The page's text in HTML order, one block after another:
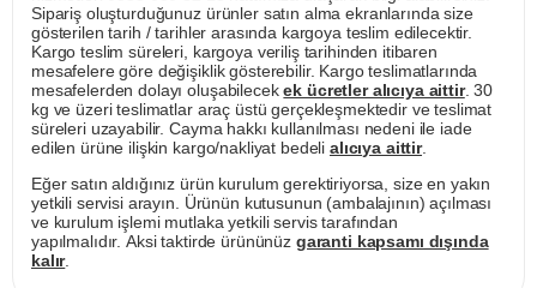
Sipariş oluşturduğunuz ürünler satın alma ekranlarında size
gösterilen tarih / tarihler arasında kargoya teslim edilecektir.
Kargo teslim süreleri, kargoya veriliş tarihinden itibaren
mesafelere göre değişiklik gösterebilir. Kargo teslimatlarında
mesafelerden dolayı oluşabilecekek ücretler alıcıya aittir. 30
kg ve üzeri teslimatlar araç üstü gerçekleşmektedir ve teslimat
süreleri uzayabilir. Cayma hakkı kullanılması nedeni ile iade
edilen ürüne ilişkin kargo/nakliyat bedeli alıcıya aittir.
Eğer satın aldığınız ürün kurulum gerektiriyorsa, size en yakın
yetkili servisi arayın. Ürünün kutusunun (ambalajının) açılması
ve kurulum işlemi mutlaka yetkili servis tarafından
yapılmalıdır. Aksi taktirde ürününüz garanti kapsamı dışında
kalır.